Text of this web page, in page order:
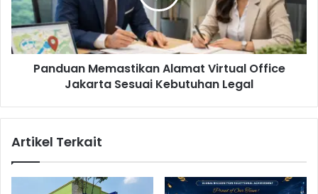
a
h
T
a
t
a
a
n
M
e
k
Panduan Memastikan Alamat Virtual Office
Jakarta Sesuai Kebutuhan Legal
Artikel Terkait